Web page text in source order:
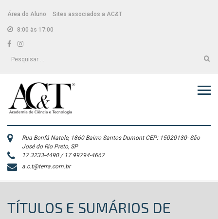
content
Área do Aluno Sites associados a AC&T
8:00 às 17:00
Facebook
Instagram
Pesquisar
Rua Bonfá Natale, 1860 Bairro Santos Dumont CEP: 15020130- São
José do Rio Preto, SP
17 3233-4490 / 17 99794-4667
a.c.t@terra.com.br
TÍTULOS E SUMÁRIOS DE